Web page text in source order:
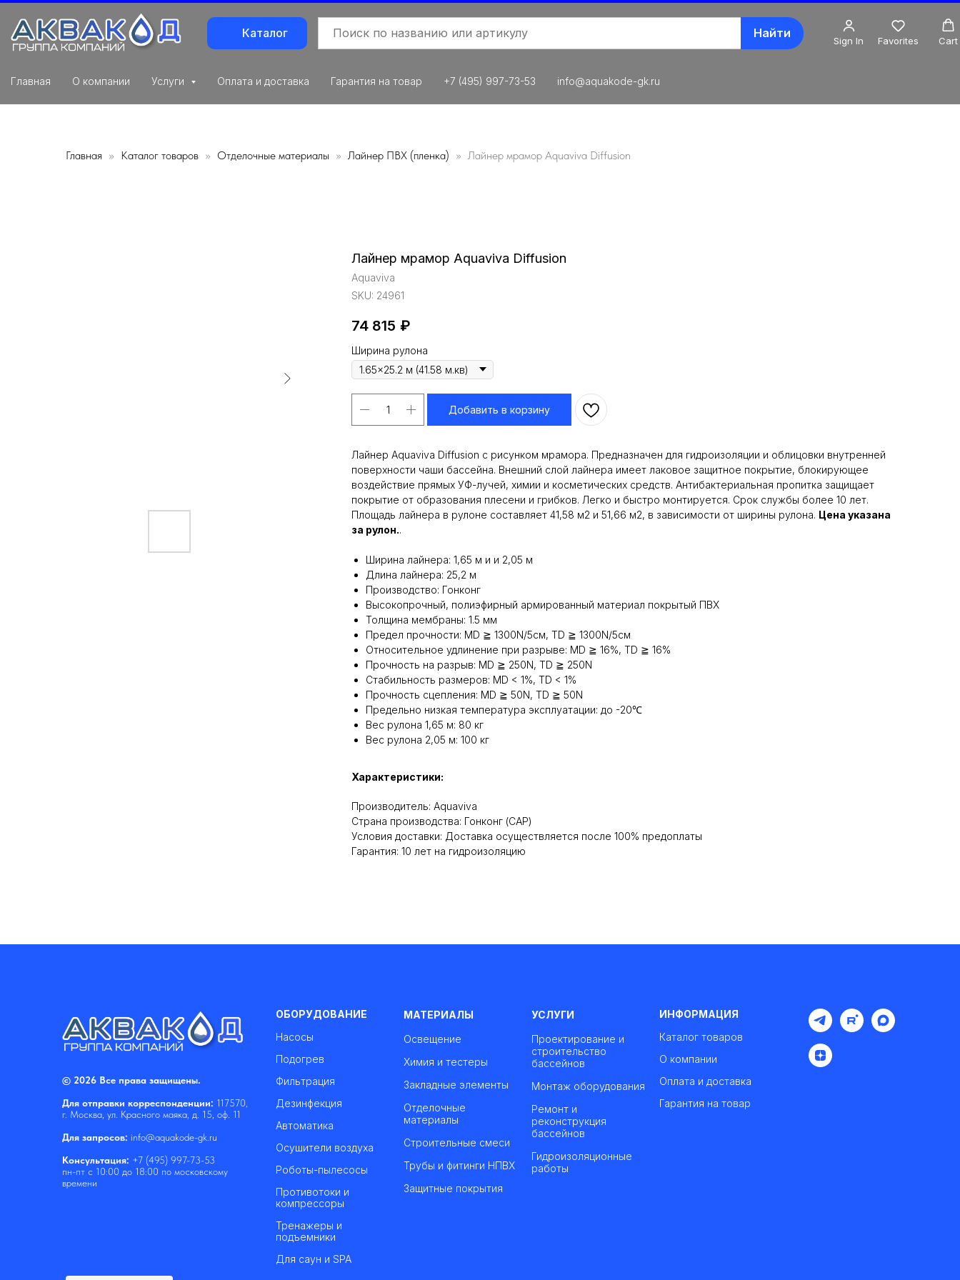
Каталог Найти
Sign In Favorites Cart
Главная О компании Услуги Оплата и доставка Гарантия на товар +7 (495) 997-73-53 info@aquakode-gk.ru
Главная Каталог товаров Отделочные материалы Лайнер ПВХ (пленка) Лайнер мрамор Aquaviva Diffusion
Лайнер мрамор Aquaviva Diffusion
Aquaviva
SKU: 24961
74 815 ₽
Ширина рулона
Добавить в корзину
Лайнер Aquaviva Diffusion с рисунком мрамора. Предназначен для гидроизоляции и облицовки внутренней
поверхности чаши бассейна. Внешний слой лайнера имеет лаковое защитное покрытие, блокирующее
воздействие прямых УФ-лучей, химии и косметических средств. Антибактериальная пропитка защищает
покрытие от образования плесени и грибков. Легко и быстро монтируется. Срок службы более 10 лет.
Площадь лайнера в рулоне составляет 41,58 м2 и 51,66 м2, в зависимости от ширины рулона. Цена указана
за рулон..
Ширина лайнера: 1,65 м и и 2,05 м
Длина лайнера: 25,2 м
Производство: Гонконг
Высокопрочный, полиэфирный армированный материал покрытый ПВХ
Толщина мембраны: 1.5 мм
Предел прочности: MD ≧ 1300N/5см, TD ≧ 1300N/5см
Относительное удлинение при разрыве: MD ≧ 16%, TD ≧ 16%
Прочность на разрыв: MD ≧ 250N, TD ≧ 250N
Стабильность размеров: MD < 1%, TD < 1%
Прочность сцепления: MD ≧ 50N, TD ≧ 50N
Предельно низкая температура эксплуатации: до -20℃
Вес рулона 1,65 м: 80 кг
Вес рулона 2,05 м: 100 кг
Характеристики:
Производитель: Aquaviva
Cтрана производства: Гонконг (САР)
Условия доставки: Доставка осуществляется после 100% предоплаты
Гарантия: 10 лет на гидроизоляцию
© 2026 Все права защищены.
Для отправки корреспонденции: 117570,
г. Москва, ул. Красного маяка, д. 15, оф. 11
Для запросов: info@aquakode-gk.ru
Консультация: +7 (495) 997-73-53
пн-пт с 10:00 до 18:00 по московскому
времени
ОБОРУДОВАНИЕ
Насосы
Подогрев
Фильтрация
Дезинфекция
Автоматика
Осушители воздуха
Роботы-пылесосы
Противотоки и
компрессоры
Тренажеры и
подъемники
Для саун и SPA
МАТЕРИАЛЫ
Освещение
Химия и тестеры
Закладные элементы
Отделочные
материалы
Строительные смеси
Трубы и фитинги НПВХ
Защитные покрытия
УСЛУГИ
Проектирование и
строительство
бассейнов
Монтаж оборудования
Ремонт и
реконструкция
бассейнов
Гидроизоляционные
работы
ИНФОРМАЦИЯ
Каталог товаров
О компании
Оплата и доставка
Гарантия на товар